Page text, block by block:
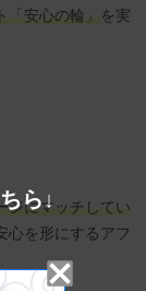
安心の輪」
を実
ジにマッチしてい
心を形にするアフ
ら↓